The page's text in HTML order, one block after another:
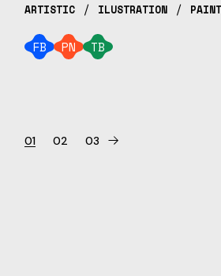
ARTISTIC ILUSTRATION PAINT
FB PN TB
01 02 03